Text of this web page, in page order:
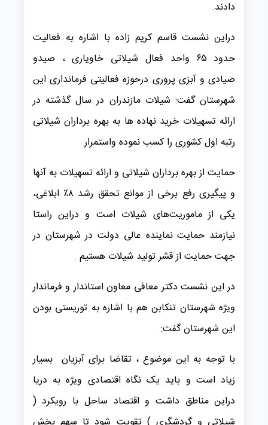
دادند.
دراین نشست قاسم کریم زاده با اشاره به فعالیت
حدود ۶۵ واحد فعال شیلاتی خاویاری ، صیدو
صیادی و آبزی پروری درحوزه فعالیتی فرمانداری این
شهرستان گفت: شیلات مازندران در سال گذشته در
ارائه تسهیلات خرید نهاده ها به بهره برداران شیلاتی
رتبه اول کشوری را کسب نموده واستمرار
حمایت از بهره برداران شیلاتی و ارائه‌ تسهیلات به آنها
و پیگیری رفع برخی از موانع تحقق رشد ۸٪ ابلاغی،
یکی از ماموریت‌های شیلات است و دراین راستا
نیازمند حمایت نماینده عالی دولت در شهرستان در
جهت حمایت از قشر تولید شیلات هستیم .
در این نشست دکتر معافی معاون استاندار و فرماندار
ویژه شهرستان تنکابن هم با اشاره به توریستی بودن
این شهرستان گفت:
با توجه به این موضوع ، تقاضا برای آبزیان بسیار
زیاد است و باید یک نگاه اقتصادی ویژه به دریا
دراین مناطق داشت و اقتصاد ساحل با رویکرد (